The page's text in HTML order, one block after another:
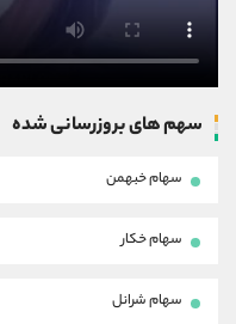
سهم های بروزرسانی شده
سهام خبهمن
سهام خکار
سهام شرانل